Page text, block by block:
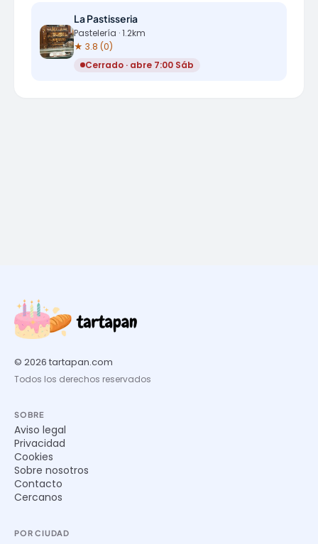
La Pastisseria
Pastelería · 1.2km
★ 3.8 (0)
Cerrado · abre 7:00 Sáb
© 2026 tartapan.com
Todos los derechos reservados
SOBRE
Aviso legal
Privacidad
Cookies
Sobre nosotros
Contacto
Cercanos
POR CIUDAD